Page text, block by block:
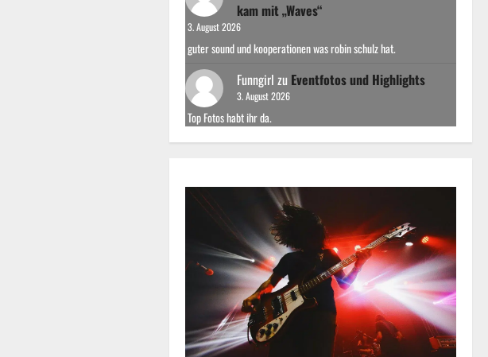
kam mit „Waves“
3. August 2026
guter sound und kooperationen was robin schulz hat.
Funngirl zu Eventfotos und Highlights
3. August 2026
Top Fotos habt ihr da.